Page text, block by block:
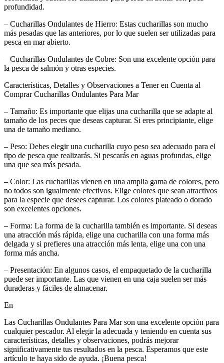
profundidad.
– Cucharillas Ondulantes de Hierro: Estas cucharillas son mucho
más pesadas que las anteriores, por lo que suelen ser utilizadas para
pesca en mar abierto.
– Cucharillas Ondulantes de Cobre: Son una excelente opción para
la pesca de salmón y otras especies.
Características, Detalles y Observaciones a Tener en Cuenta al
Comprar Cucharillas Ondulantes Para Mar
– Tamaño: Es importante que elijas una cucharilla que se adapte al
tamaño de los peces que deseas capturar. Si eres principiante, elige
una de tamaño mediano.
– Peso: Debes elegir una cucharilla cuyo peso sea adecuado para el
tipo de pesca que realizarás. Si pescarás en aguas profundas, elige
una que sea más pesada.
– Color: Las cucharillas vienen en una amplia gama de colores, pero
no todos son igualmente efectivos. Elige colores que sean atractivos
para la especie que desees capturar. Los colores plateado o dorado
son excelentes opciones.
– Forma: La forma de la cucharilla también es importante. Si deseas
una atracción más rápida, elige una cucharilla con una forma más
delgada y si prefieres una atracción más lenta, elige una con una
forma más ancha.
– Presentación: En algunos casos, el empaquetado de la cucharilla
puede ser importante. Las que vienen en una caja suelen ser más
duraderas y fáciles de almacenar.
En
Las Cucharillas Ondulantes Para Mar son una excelente opción para
cualquier pescador. Al elegir la adecuada y teniendo en cuenta sus
características, detalles y observaciones, podrás mejorar
significativamente tus resultados en la pesca. Esperamos que este
artículo te haya sido de ayuda. ¡Buena pesca!